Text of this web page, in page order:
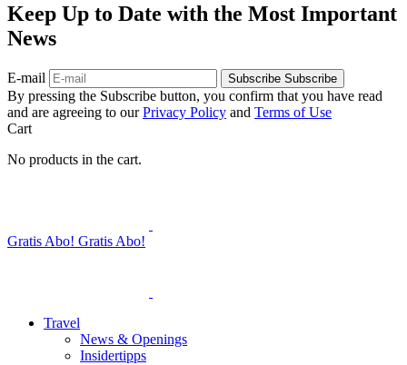
Keep Up to Date with the Most Important
News
E-mail Subscribe Subscribe
By pressing the Subscribe button, you confirm that you have read
and are agreeing to ourPrivacy Policy and Terms of Use
Cart
No products in the cart.
Gratis Abo! Gratis Abo!
Travel
News & Openings
Insidertipps